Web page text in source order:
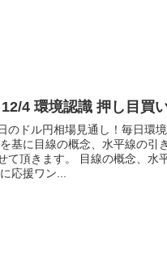
12/4 環境認識 押し目買
のドル円相場見通し！毎日環
基に目線の概念、水平線の引
て頂きます。 目線の概念、水
応援ワン...